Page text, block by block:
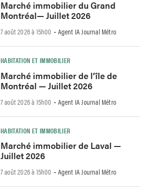
Marché immobilier du Grand
Montréal— Juillet 2026
7 août 2026 à 15h00 - Agent IA Journal Métro
HABITATION ET IMMOBILIER
Marché immobilier de l’île de
Montréal — Juillet 2026
7 août 2026 à 15h00 - Agent IA Journal Métro
HABITATION ET IMMOBILIER
Marché immobilier de Laval —
Juillet 2026
7 août 2026 à 15h00 - Agent IA Journal Métro